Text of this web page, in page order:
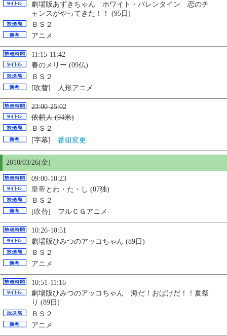
劇場版あずきちゃん ホワイト・バレンタイン 恋のチ
ャンスがやってきた！！ (95日)
ＢＳ２
アニメ
11:15-11:42
春のメリー (09仏)
ＢＳ２
[吹替] 人形アニメ
23:00-25:02
依頼人 (94米)
ＢＳ２
[字幕] 番組変更
2010/03/26(金)
09:00-10:23
皇帝とわ・た・し (07独)
ＢＳ２
[吹替] フルＣＧアニメ
10:26-10:51
劇場版ひみつのアッコちゃん (89日)
ＢＳ２
アニメ
10:51-11:16
劇場版ひみつのアッコちゃん 海だ！おばけだ！！夏祭
り (89日)
ＢＳ２
アニメ